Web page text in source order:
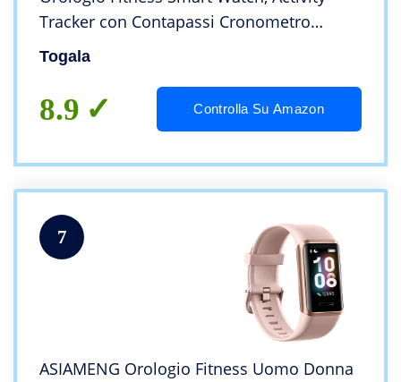
Tracker con Contapassi Cronometro
Cardiofrequenzimetro, Impermeabile IP67
con 24 Modalità Sportive Smart Watch per
Android iOS
Togala
8.9 Controlla Su Amazon
7
ASIAMENG Orologio Fitness Uomo Donna